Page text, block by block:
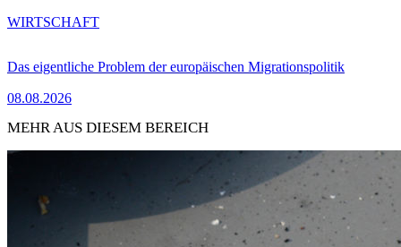
Das eigentliche Problem der europäischen Migrationspolitik
08.08.2026
WIRTSCHAFT
MEHR AUS DIESEM BEREICH